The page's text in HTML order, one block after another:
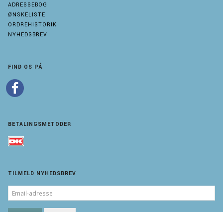
ADRESSEBOG
ØNSKELISTE
ORDREHISTORIK
NYHEDSBREV
FIND OS PÅ
BETALINGSMETODER
TILMELD NYHEDSBREV
EMAIL-
ADRESSE